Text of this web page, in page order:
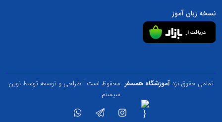
نسخه زبان آموز
تمامی حقوق نزد آموزشگاه همسفر محفوظ است | طراحی و توسعه توسطنوین
سیستم